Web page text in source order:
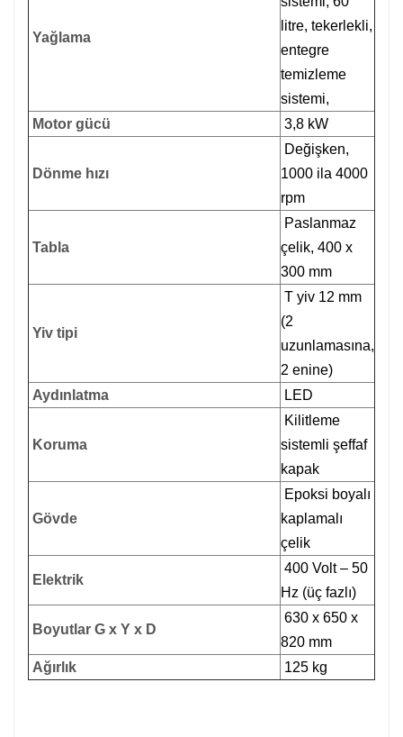
Yağlama
litre, tekerlekli,
entegre
temizleme
sistemi,
Motor gücü
3,8 kW
Dönme hızı
Değişken,
1000 ila 4000
rpm
Tabla
Paslanmaz
çelik, 400 x
300 mm
Yiv tipi
T yiv 12 mm
(2
uzunlamasına,
2 enine)
Aydınlatma
LED
Koruma
Kilitleme
sistemli şeffaf
kapak
Gövde
Epoksi boyalı
kaplamalı
çelik
Elektrik
400 Volt – 50
Hz (üç fazlı)
Boyutlar G x Y x D
630 x 650 x
820 mm
Ağırlık
125 kg